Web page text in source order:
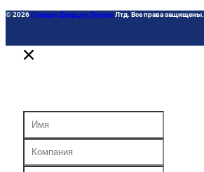
© 2026Гуандун Даньцин ПечатьЛтд. Все права защищены.